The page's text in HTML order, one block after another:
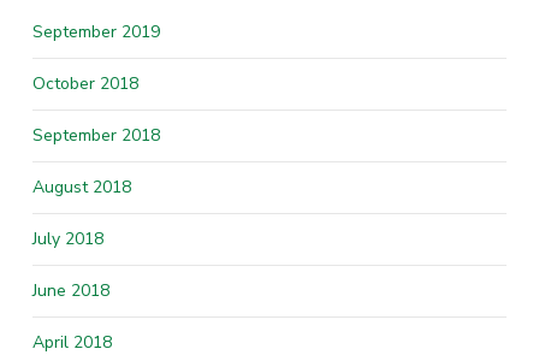
September 2019
October 2018
September 2018
August 2018
July 2018
June 2018
April 2018